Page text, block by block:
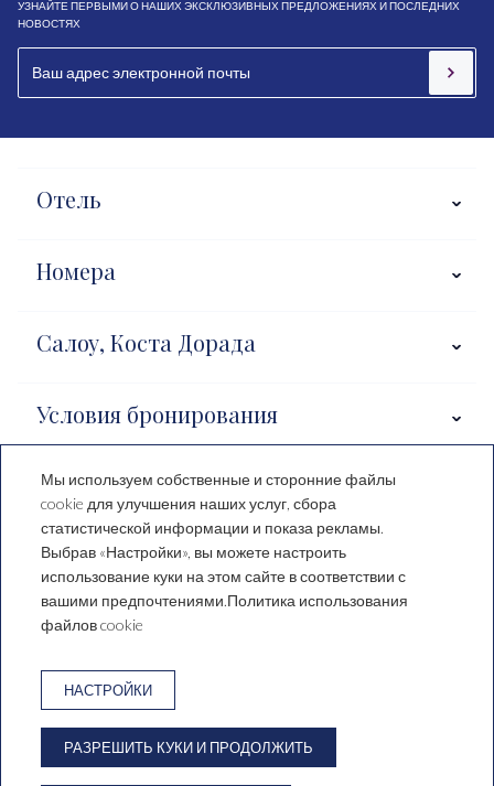
УЗНАЙТЕ ПЕРВЫМИ О НАШИХ ЭКСКЛЮЗИВНЫХ ПРЕДЛОЖЕНИЯХ И ПОСЛЕДНИХ
НОВОСТЯХ
Отель
Номера
Салоу, Коста Дорада
Условия бронирования
Hotel Santa Mónica Playa
C/ de Falset, 1, 43840 Salou,
Tarragona, España
T. +34 977 38 15 00
ПОЛИТИКА КОНФИДЕНЦИАЛЬНОСТИ
ПОЛИТИКА ИСПОЛЬЗОВАНИЯ ФАЙЛОВ COOKIE
EMAIL РАССЫЛКА
РАЗРЕШЕНИЕ СПОРОВ ОНЛАЙН
Мы используем собственные и сторонние файлы
cookie для улучшения наших услуг, сбора
статистической информации и показа рекламы.
Выбрав «Настройки», вы можете настроить
использование куки на этом сайте в соответствии с
вашими предпочтениями.Политика использования
файлов cookie
НАСТРОЙКИ
РАЗРЕШИТЬ КУКИ И ПРОДОЛЖИТЬ